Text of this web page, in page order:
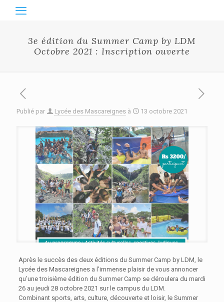
3e édition du Summer Camp by LDM
Octobre 2021 : Inscription ouverte
Publié par Lycée des Mascareignes à 13 octobre 2021
Après le succès des deux éditions du Summer Camp by LDM, le
Lycée des Mascareignes a l’immense plaisir de vous annoncer
qu’une troisième édition du Summer Camp se déroulera du mardi
26 au jeudi 28 octobre 2021 sur le campus du LDM.
Combinant sports, arts, culture, découverte et loisir, le Summer